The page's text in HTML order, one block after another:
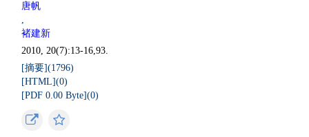
唐帆
,
褚建新
2010, 20(7):13-16,93.
[摘要](1796)
[HTML](0)
[PDF 0.00 Byte](0)